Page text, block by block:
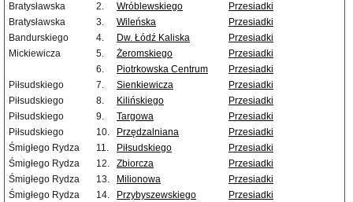
Bratysławska
2. Wróblewskiego
Przesiadki
Bratysławska
3. Wileńska
Przesiadki
Bandurskiego
4. Dw. Łódź Kaliska
Przesiadki
Mickiewicza
5. Żeromskiego
Przesiadki
6.
Piotrkowska Centrum
Przesiadki
Piłsudskiego
7. Sienkiewicza
Przesiadki
Piłsudskiego
8. Kilińskiego
Przesiadki
Piłsudskiego
9. Targowa
Przesiadki
Piłsudskiego
10. Przędzalniana
Przesiadki
Śmigłego Rydza
11. Piłsudskiego
Przesiadki
Śmigłego Rydza
12. Zbiorcza
Przesiadki
Śmigłego Rydza
13. Milionowa
Przesiadki
Śmigłego Rydza
14. Przybyszewskiego
Przesiadki